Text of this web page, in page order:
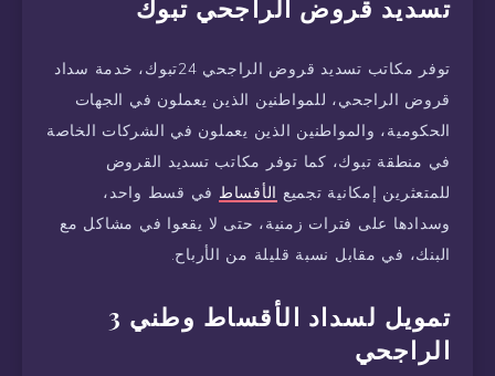
تسديد قروض الراجحي تبوك
توفر مكاتب تسديد قروض الراجحي 24تبوك، خدمة سداد
قروض الراجحي، للمواطنين الذين يعملون في الجهات
الحكومية، والمواطنين الذين يعملون في الشركات الخاصة
في منطقة تبوك، كما توفر مكاتب تسديد القروض
للمتعثرين إمكانية تجميع الأقساط في قسط واحد،
وسدادها على فترات زمنية، حتى لا يقعوا في مشاكل مع
البنك، في مقابل نسبة قليلة من الأرباح.
تمويل لسداد الأقساط وطني 3
الراجحي